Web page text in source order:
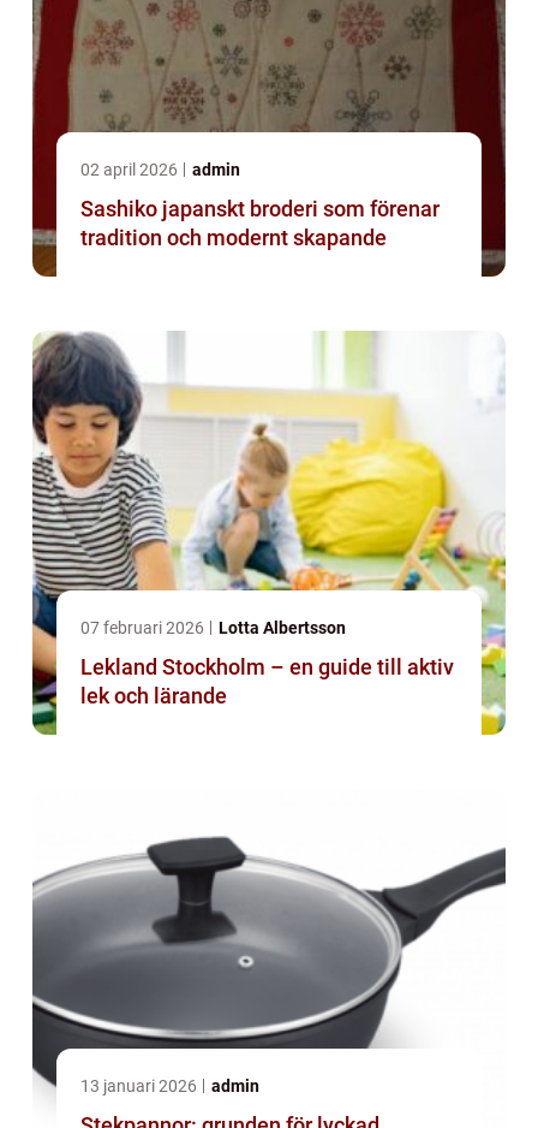
02 april 2026 admin
Sashiko japanskt broderi som förenar
tradition och modernt skapande
07 februari 2026 Lotta Albertsson
Lekland Stockholm – en guide till aktiv
lek och lärande
13 januari 2026 admin